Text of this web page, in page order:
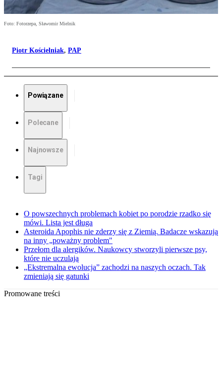
Foto: Fotorzepa, Sławomir Mielnik
Piotr Kościelniak, PAP
Powiązane
Polecane
Najnowsze
Tagi
O powszechnych problemach kobiet po porodzie rzadko się
mówi. Lista jest długa
Asteroida Apophis nie zderzy się z Ziemią. Badacze wskazują
na inny „poważny problem"
Przełom dla alergików. Naukowcy stworzyli pierwsze psy,
które nie uczulają
„Ekstremalna ewolucja” zachodzi na naszych oczach. Tak
zmieniają się gatunki
Promowane treści